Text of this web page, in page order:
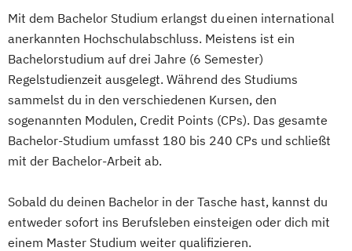
Mit dem Bachelor Studium erlangst du einen international
anerkannten Hochschulabschluss. Meistens ist ein
Bachelorstudium auf drei Jahre (6 Semester)
Regelstudienzeit ausgelegt. Während des Studiums
sammelst du in den verschiedenen Kursen, den
sogenannten Modulen, Credit Points (CPs). Das gesamte
Bachelor-Studium umfasst 180 bis 240 CPs und schließt
mit der Bachelor-Arbeit ab.
Sobald du deinen Bachelor in der Tasche hast, kannst du
entweder sofort ins Berufsleben einsteigen oder dich mit
einem Master Studium weiter qualifizieren.